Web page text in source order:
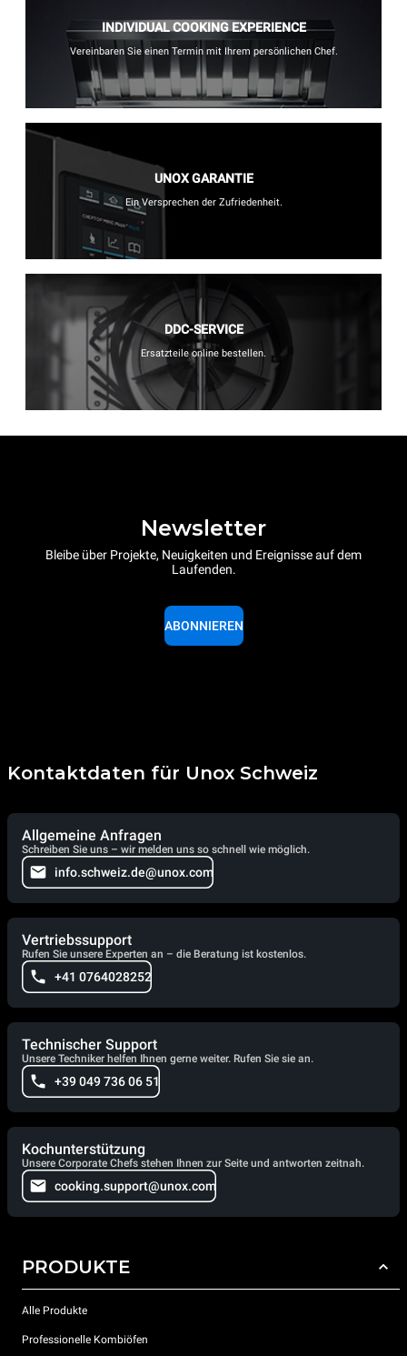
INDIVIDUAL COOKING EXPERIENCE
Vereinbaren Sie einen Termin mit Ihrem persönlichen Chef.
UNOX GARANTIE
Ein Versprechen der Zufriedenheit.
DDC-SERVICE
Ersatzteile online bestellen.
Newsletter
Bleibe über Projekte, Neuigkeiten und Ereignisse auf dem
Laufenden.
ABONNIEREN
Kontaktdaten für Unox Schweiz
Allgemeine Anfragen
Schreiben Sie uns – wir melden uns so schnell wie möglich.
info.schweiz.de@unox.com
Vertriebssupport
Rufen Sie unsere Experten an – die Beratung ist kostenlos.
+41 0764028252
Technischer Support
Unsere Techniker helfen Ihnen gerne weiter. Rufen Sie sie an.
+39 049 736 06 51
Kochunterstützung
Unsere Corporate Chefs stehen Ihnen zur Seite und antworten zeitnah.
cooking.support@unox.com
PRODUKTE
Alle Produkte
Professionelle Kombiöfen